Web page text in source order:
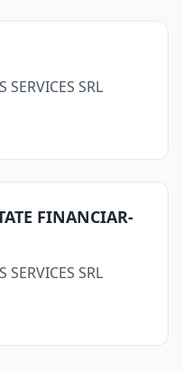
SERVICES SRL
FINANCIAR-
SERVICES SRL